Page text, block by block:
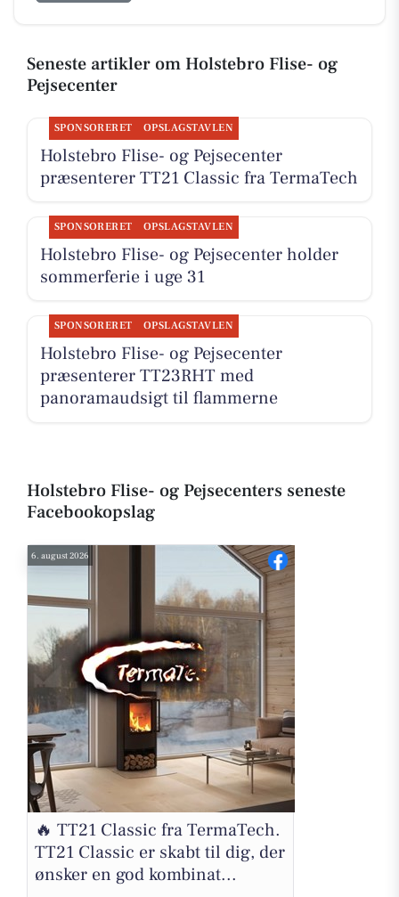
Seneste artikler om Holstebro Flise- og
Pejsecenter
SPONSORERET OPSLAGSTAVLEN
Holstebro Flise- og Pejsecenter
præsenterer TT21 Classic fra TermaTech
SPONSORERET OPSLAGSTAVLEN
Holstebro Flise- og Pejsecenter holder
sommerferie i uge 31
SPONSORERET OPSLAGSTAVLEN
Holstebro Flise- og Pejsecenter
præsenterer TT23RHT med
panoramaudsigt til flammerne
Holstebro Flise- og Pejsecenters seneste
Facebookopslag
6. august 2026
🔥 TT21 Classic fra TermaTech.
TT21 Classic er skabt til dig, der
ønsker en god kombinat...